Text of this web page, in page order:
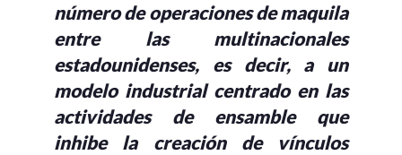
número de operaciones de maquila
entre las multinacionales
estadounidenses, es decir, a un
modelo industrial centrado en las
actividades de ensamble que
inhibe la creación de vínculos